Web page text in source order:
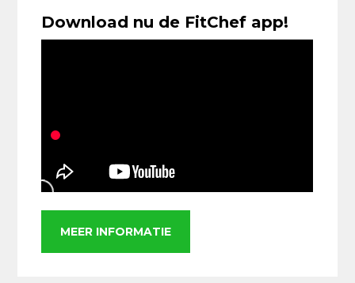
Download nu de FitChef app!
MEER INFORMATIE